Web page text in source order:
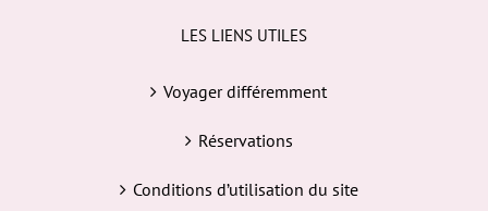
LES LIENS UTILES
Voyager différemment
Réservations
Conditions d’utilisation du site